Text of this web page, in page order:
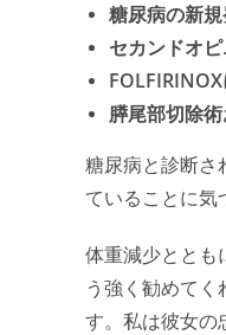
糖尿病の新
セカンドオ
膵尾部切除
糖尿病と診断さ
ていることに気
体重減少ととも
う強く勧めて
す。私は彼女の